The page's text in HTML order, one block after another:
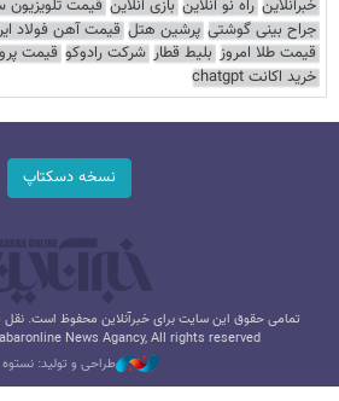
خبرآنلاین راه نو آنلاین بازی آنلاین قیمت تلویزیون
جراح بینی گوشتی پرشین هتل قیمت آهن فولاد
قیمت طلا امروز بلیط قطار شرکت رادوکو قیمت
خرید اکانت chatgpt
نسخه دسکتاپ
تمامی حقوق این سایت برای خبرآنلاین محفوظ است. نقل
News Agancy, All rights reserved
طراحی و تولید: نستوه